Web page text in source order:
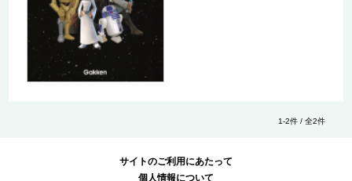
1-2件 / 全2件
サイトのご利用にあたって
個人情報について